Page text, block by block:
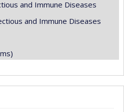
and Immune Diseases
and Immune Diseases